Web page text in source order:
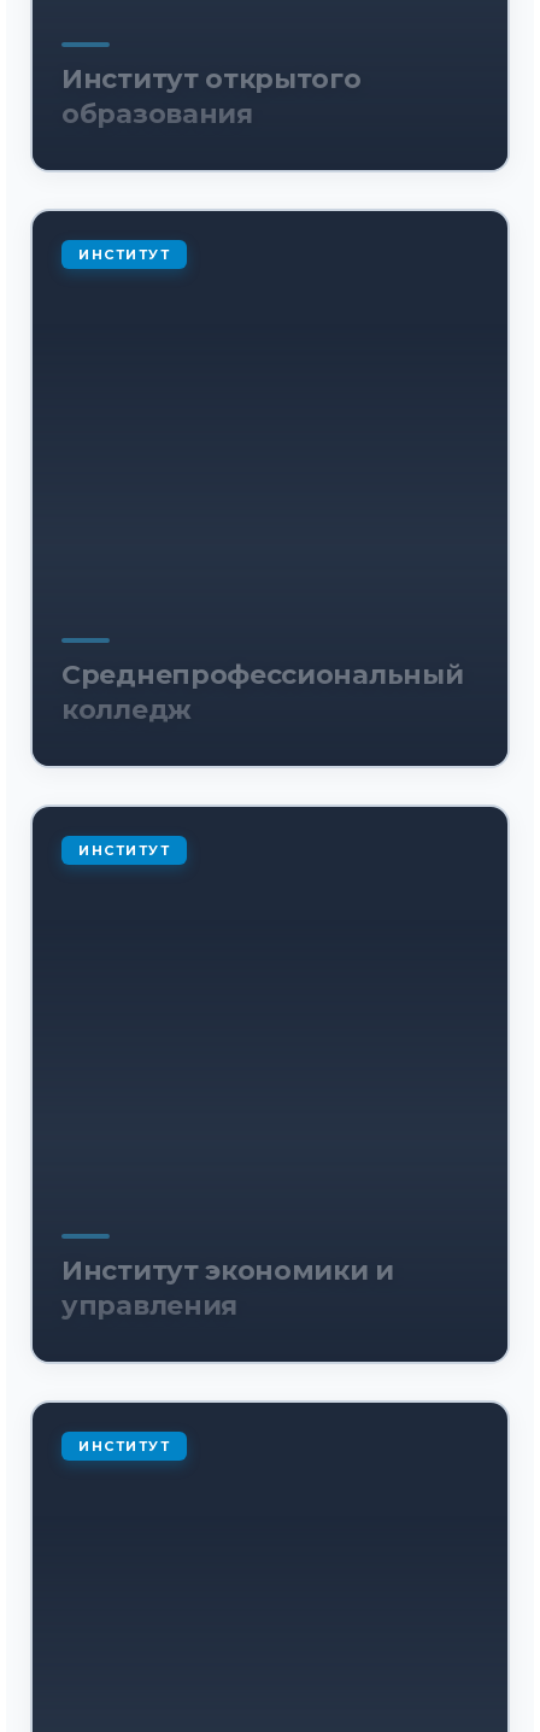
Институт открытого
образования
Среднепрофессиональный
колледж
ИНСТИТУТ
Институт экономики и
управления
ИНСТИТУТ
ИНСТИТУТ